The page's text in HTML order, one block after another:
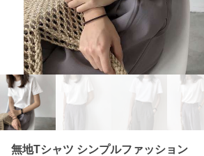
無地Tシャツ シンプルファッション